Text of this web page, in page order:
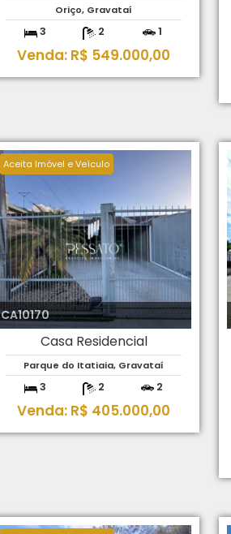
Oriço, Gravataí
3 2 1
Venda: R$ 549.000,00
Aceita Imóvel e Veículo
CA10170
Casa Residencial
Parque do Itatiaia, Gravataí
3 2 2
Venda: R$ 405.000,00